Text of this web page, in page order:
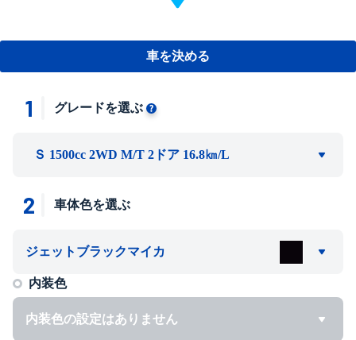
車を決める
1 グレードを選ぶ
Ｓ 1500cc 2WD M/T 2ドア 16.8㎞/L
2 車体色を選ぶ
ジェットブラックマイカ
内装色
内装色の設定はありません